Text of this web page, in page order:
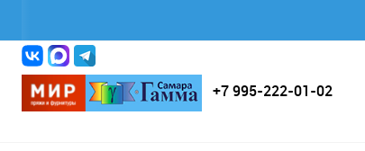
+7 995-222-01-02